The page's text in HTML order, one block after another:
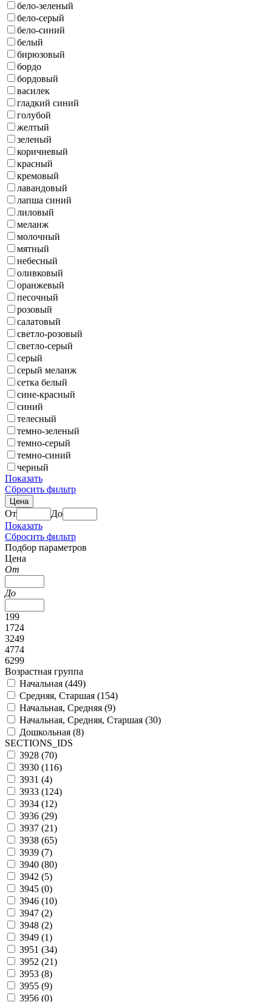
бело-зеленый
бело-серый
бело-синий
белый
бирюзовый
бордо
бордовый
василек
гладкий синий
голубой
желтый
зеленый
коричневый
красный
кремовый
лавандовый
лапша синий
лиловый
меланж
молочный
мятный
небесный
оливковый
оранжевый
песочный
розовый
салатовый
светло-розовый
светло-серый
серый
серый меланж
сетка белый
сине-красный
синий
телесный
темно-зеленый
темно-серый
темно-синий
черный
Показать
Сбросить фильтр
Цена
От
До
Показать
Сбросить фильтр
Подбор параметров
Цена
От
До
199
1724
3249
4774
6299
Возрастная группа
Начальная (449)
Средняя, Старшая (154)
Начальная, Средняя (9)
Начальная, Средняя, Старшая (30)
Дошкольная (8)
SECTIONS_IDS
3928 (70)
3930 (116)
3931 (4)
3933 (124)
3934 (12)
3936 (29)
3937 (21)
3938 (65)
3939 (7)
3940 (80)
3942 (5)
3945 (0)
3946 (10)
3947 (2)
3948 (2)
3949 (1)
3951 (34)
3952 (21)
3953 (8)
3955 (9)
3956 (0)